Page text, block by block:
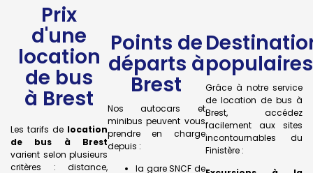
populaires
Grâce à notre service
de location de bus à
Brest, accédez
facilement aux sites
incontournables du
Finistère :
Points de
départs à
Brest
Nos autocars et
minibus peuvent vous
prendre en charge
depuis :
la gare SNCF de
Prix
d'une
location
de bus
à Brest
Les tarifs de location
de bus à Brest
varient selon plusieurs
critères : distance,